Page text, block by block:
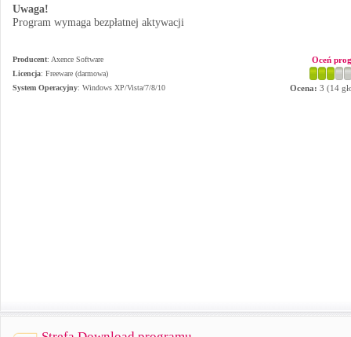
Uwaga!
Program wymaga bezpłatnej aktywacji
Producent: Axence Software
Licencja: Freeware (darmowa)
System Operacyjny: Windows XP/Vista/7/8/10
Oceń
Ocena: 3 (14